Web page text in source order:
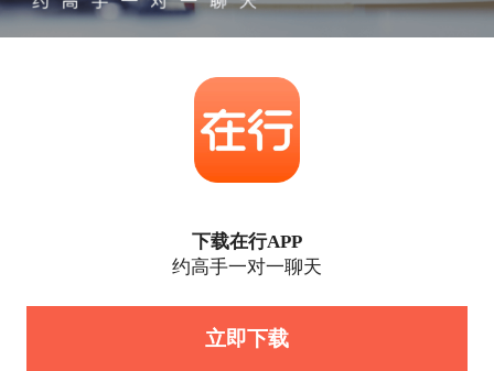
下载在行APP
约高手一对一聊天
立即下载